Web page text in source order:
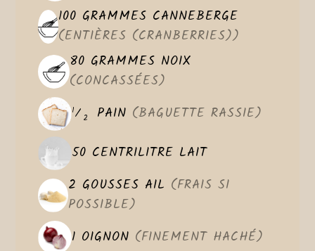
100 GRAMMES CANNEBERGE
(ENTIÈRES (CRANBERRIES))
80 GRAMMES NOIX
(CONCASSÉES)
1⁄ 2 PAIN (BAGUETTE RASSIE)
50 CENTRILITRE LAIT
2 GOUSSES AIL (FRAIS SI
POSSIBLE)
1 OIGNON (FINEMENT HACHÉ)